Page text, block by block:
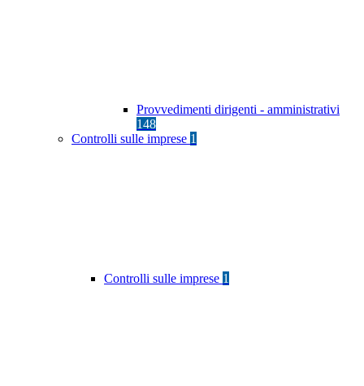
Provvedimenti dirigenti - amministrativi
148
Controlli sulle imprese 1
Controlli sulle imprese 1